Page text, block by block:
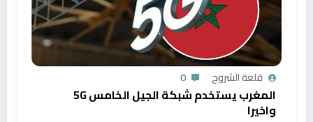
قلعة الشروح 0
المغرب يستخدم شبكة الجيل الخامس 5G
واخيرا